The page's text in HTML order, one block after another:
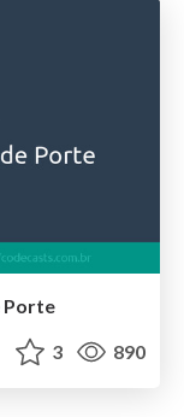
Porte
3 890